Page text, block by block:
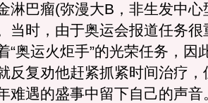
淋巴瘤(弥漫大B，非生发中心
当时，由于奥运会报道任务很
“奥运火炬手”的光荣任务，因
反复劝他赶紧抓紧时间治疗，
难遇的盛事中留下自己的声音